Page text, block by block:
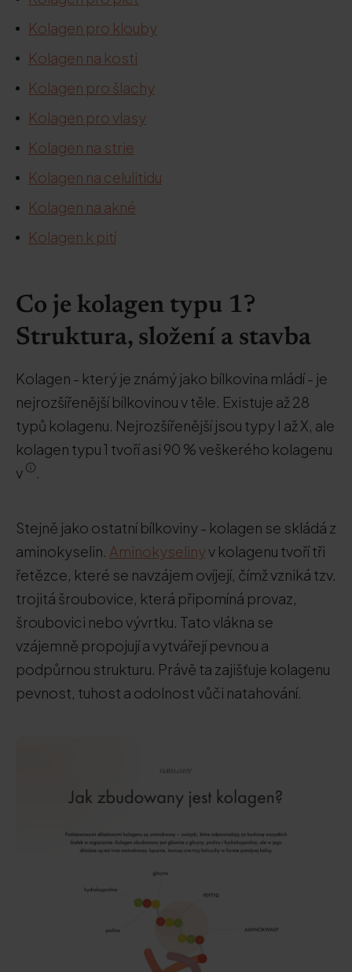
Kolagen pro klouby
Kolagen na kosti
Kolagen pro šlachy
Kolagen pro vlasy
Kolagen na strie
Kolagen na celulitidu
Kolagen na akné
Kolagen k pití
Co je kolagen typu 1?
Struktura, složení a stavba
Kolagen - který je známý jako bílkovina mládí - je
nejrozšířenější bílkovinou v těle. Existuje až 28
typů kolagenu. Nejrozšířenější jsou typy I až X, ale
kolagen typu 1 tvoří asi 90 % veškerého kolagenu
v
.
Stejně jako ostatní bílkoviny - kolagen se skládá z
aminokyselin. Aminokyselinyv kolagenu tvoří tři
řetězce, které se navzájem ovíjejí, čímž vzniká tzv.
trojitá šroubovice, která připomíná provaz,
šroubovici nebo vývrtku. Tato vlákna se
vzájemně propojují a vytvářejí pevnou a
podpůrnou strukturu. Právě ta zajišťuje kolagenu
pevnost, tuhost a odolnost vůči natahování.